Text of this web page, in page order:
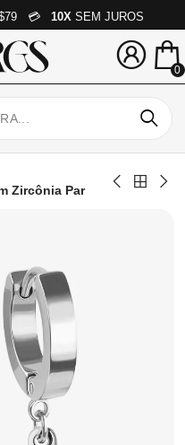
💳 10X SEM JUROS
0
Zircônia Par